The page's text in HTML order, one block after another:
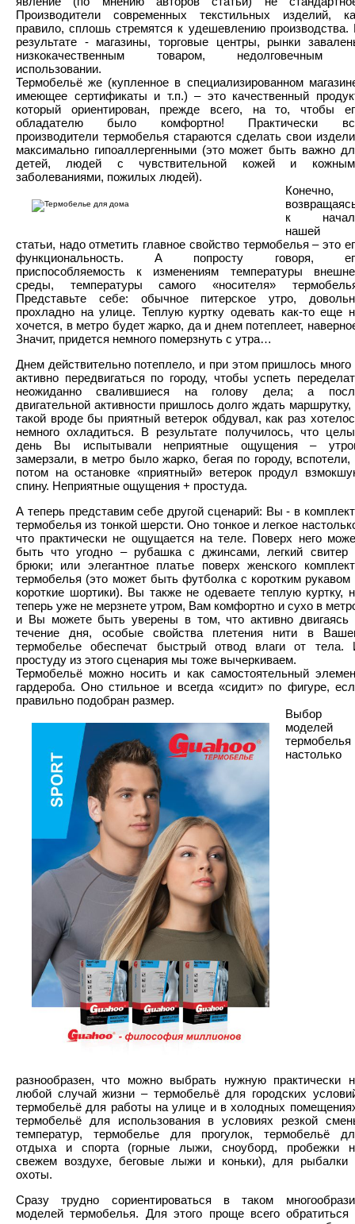
Производители современных текстильных изделий,
правило, сплошь стремятся к удешевлению производства.
результате - магазины, торговые центры, рынки
низкокачественным товаром, недолговечным
использовании.
Термобельё же (купленное в специализированном
имеющее сертификаты и т.п.) – это качественный
который ориентирован, прежде всего, на то, чтобы
обладателю было комфортно! Практически
производители термобелья стараются сделать свои
максимально гипоаллергенными (это может быть важно
детей, людей с чувствительной кожей и
заболеваниями, пожилых людей).
Конечно,
к
нашей
статьи, надо отметить главное свойство термобелья – это
функциональность. А попросту говоря,
приспособляемость к изменениям температуры
среды, температуры самого «носителя»
Представьте себе: обычное питерское утро,
прохладно на улице. Теплую куртку одевать как-то еще
хочется, в метро будет жарко, да и днем потеплеет,
Значит, придется немного померзнуть с утра…
Днем действительно потеплело, и при этом пришлось много
активно передвигаться по городу, чтобы успеть
неожиданно свалившиеся на голову дела; а
двигательной активности пришлось долго ждать маршрутку,
такой вроде бы приятный ветерок обдувал, как раз
немного охладиться. В результате получилось, что
день Вы испытывали неприятные ощущения –
замерзали, в метро было жарко, бегая по городу, вспотели,
потом на остановке «приятный» ветерок продул
спину. Неприятные ощущения + простуда.
А теперь представим себе другой сценарий: Вы - в
термобелья из тонкой шерсти. Оно тонкое и легкое
что практически не ощущается на теле. Поверх него
быть что угодно – рубашка с джинсами, легкий свитер
брюки; или элегантное платье поверх женского
термобелья (это может быть футболка с коротким рукавом
короткие шортики). Вы также не одеваете теплую куртку,
теперь уже не мерзнете утром, Вам комфортно и сухо в
и Вы можете быть уверены в том, что активно двигаясь
течение дня, особые свойства плетения нити в
термобелье обеспечат быстрый отвод влаги от тела.
простуду из этого сценария мы тоже вычеркиваем.
Термобельё можно носить и как самостоятельный
гардероба. Оно стильное и всегда «сидит» по фигуре,
правильно подобран размер.
Выбор
моделей
термобелья
настолько
разнообразен, что можно выбрать нужную практически
любой случай жизни – термобельё для городских
термобельё для работы на улице и в холодных
термобельё для использования в условиях резкой
температур, термобелье для прогулок, термобельё
отдыха и спорта (горные лыжи, сноуборд, пробежки
свежем воздухе, беговые лыжи и коньки), для рыбалки
охоты.
Сразу трудно сориентироваться в таком
моделей термобелья. Для этого проще всего обратиться